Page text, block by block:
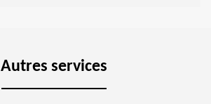
Autres services